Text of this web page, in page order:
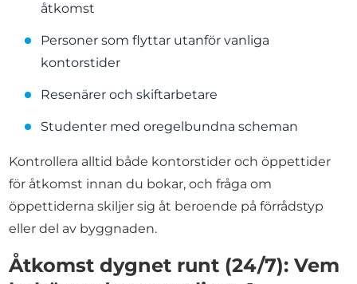
åtkomst
Personer som flyttar utanför vanliga
kontorstider
Resenärer och skiftarbetare
Studenter med oregelbundna scheman
Kontrollera alltid både kontorstider och öppettider
för åtkomst innan du bokar, och fråga om
öppettiderna skiljer sig åt beroende på förrådstyp
eller del av byggnaden.
Åtkomst dygnet runt (24/7): Vem